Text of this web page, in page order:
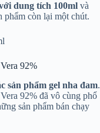
dung tích 100ml và
phẩm còn lại một chút.
92%
sản phẩm gel nha đam.
92% đã vô cùng phổ
sản phẩm bán chạy